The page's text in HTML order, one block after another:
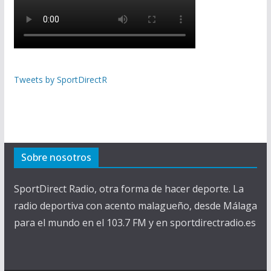
Tweets by SportDirectR
Sobre nosotros
SportDirect Radio, otra forma de hacer deporte. La
radio deportiva con acento malagueño, desde Málaga
para el mundo en el 103.7 FM y en sportdirectradio.es